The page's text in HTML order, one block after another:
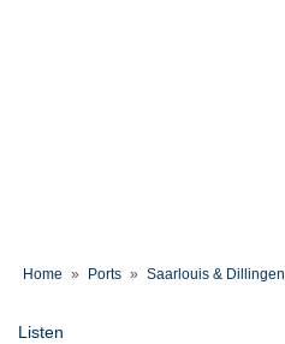
Home » Ports » Saarlouis & Dillingen
Listen